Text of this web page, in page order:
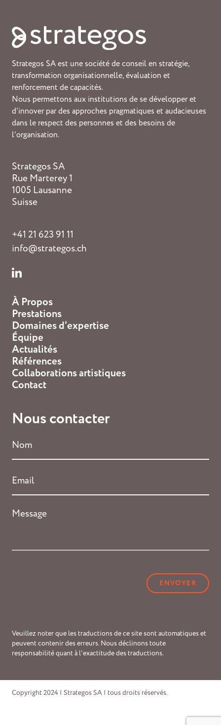
Strategos SA est une société de conseil en stratégie,
transformation organisationnelle, évaluation et
renforcement de capacités.
Nous permettons aux institutions de se développer et
d’innover par des approches pragmatiques et audacieuses
dans le respect des personnes et des besoins de
l’organisation.
Strategos SA
Rue Marterey 1
1005 Lausanne
Suisse
+41 21 623 91 11
info@strategos.ch
À Propos
Prestations
Domaines d’expertise
Équipe
Actualités
Références
Collaborations artistiques
Contact
Nous contacter
*
*
Message
Veuillez noter que les traductions de ce site sont automatiques et
peuvent contenir des erreurs. Nous déclinons toute
responsabilité quant à l'exactitude des traductions.
Copyright 2024 | Strategos SA | tous droits réservés.